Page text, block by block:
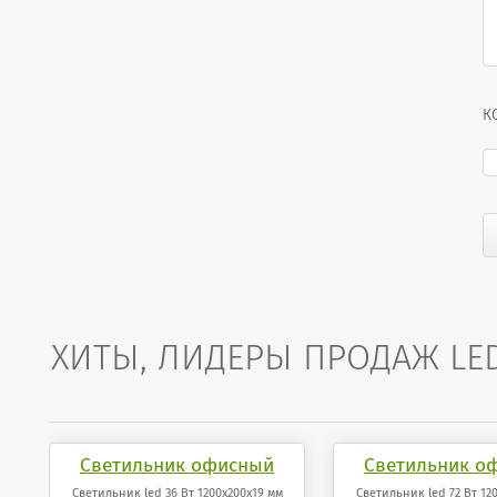
ХИТЫ, ЛИДЕРЫ ПРОДАЖ
Светильник офисный
светодиодный 36 Вт
Светильник led 36 Вт 1200x200x19 мм
Светильник
Светильник led 72 Вт